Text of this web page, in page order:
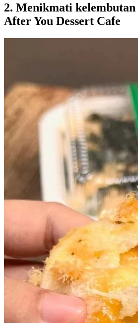
2. Menikmati kelembutan
After You Dessert Cafe